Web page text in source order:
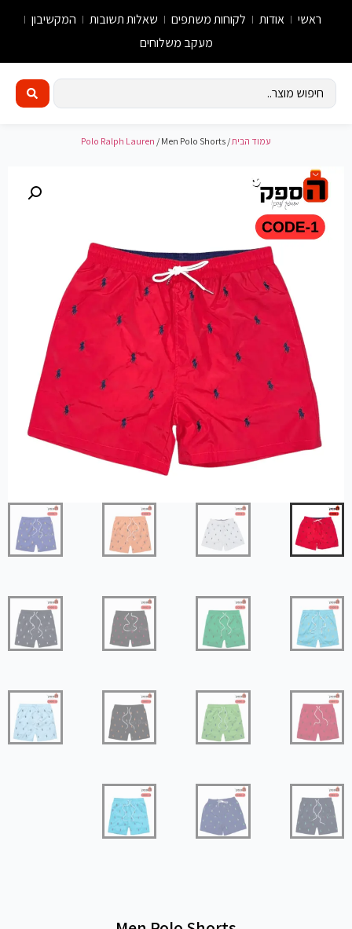
ראשי אודות לקוחות משתפים שאלות תשובות
המקשיבון
מעקב משלוחים
עמוד הבית/
Polo Ralph Lauren / Men Polo Shorts